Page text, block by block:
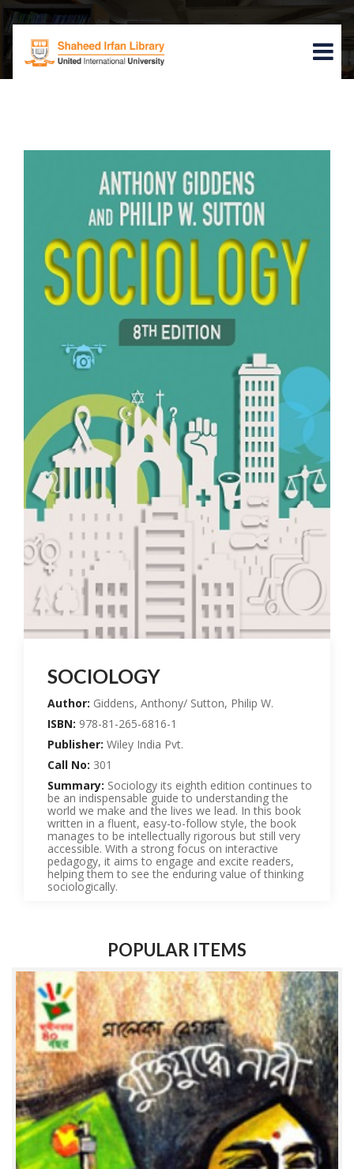
Home
SOCIOLOGY
Author: Giddens, Anthony/ Sutton, Philip W.
ISBN: 978-81-265-6816-1
Publisher: Wiley India Pvt.
Call No: 301
Summary: Sociology its eighth edition continues to
be an indispensable guide to understanding the
world we make and the lives we lead. In this book
written in a fluent, easy-to-follow style, the book
manages to be intellectually rigorous but still very
accessible. With a strong focus on interactive
pedagogy, it aims to engage and excite readers,
helping them to see the enduring value of thinking
sociologically.
POPULAR ITEMS